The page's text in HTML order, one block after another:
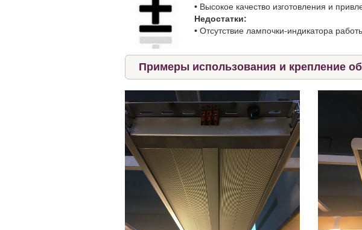
• Высокое качество изготовления и
Недостатки:
• Отсутствие лампочки-индикатора
Примеры использования и крепление